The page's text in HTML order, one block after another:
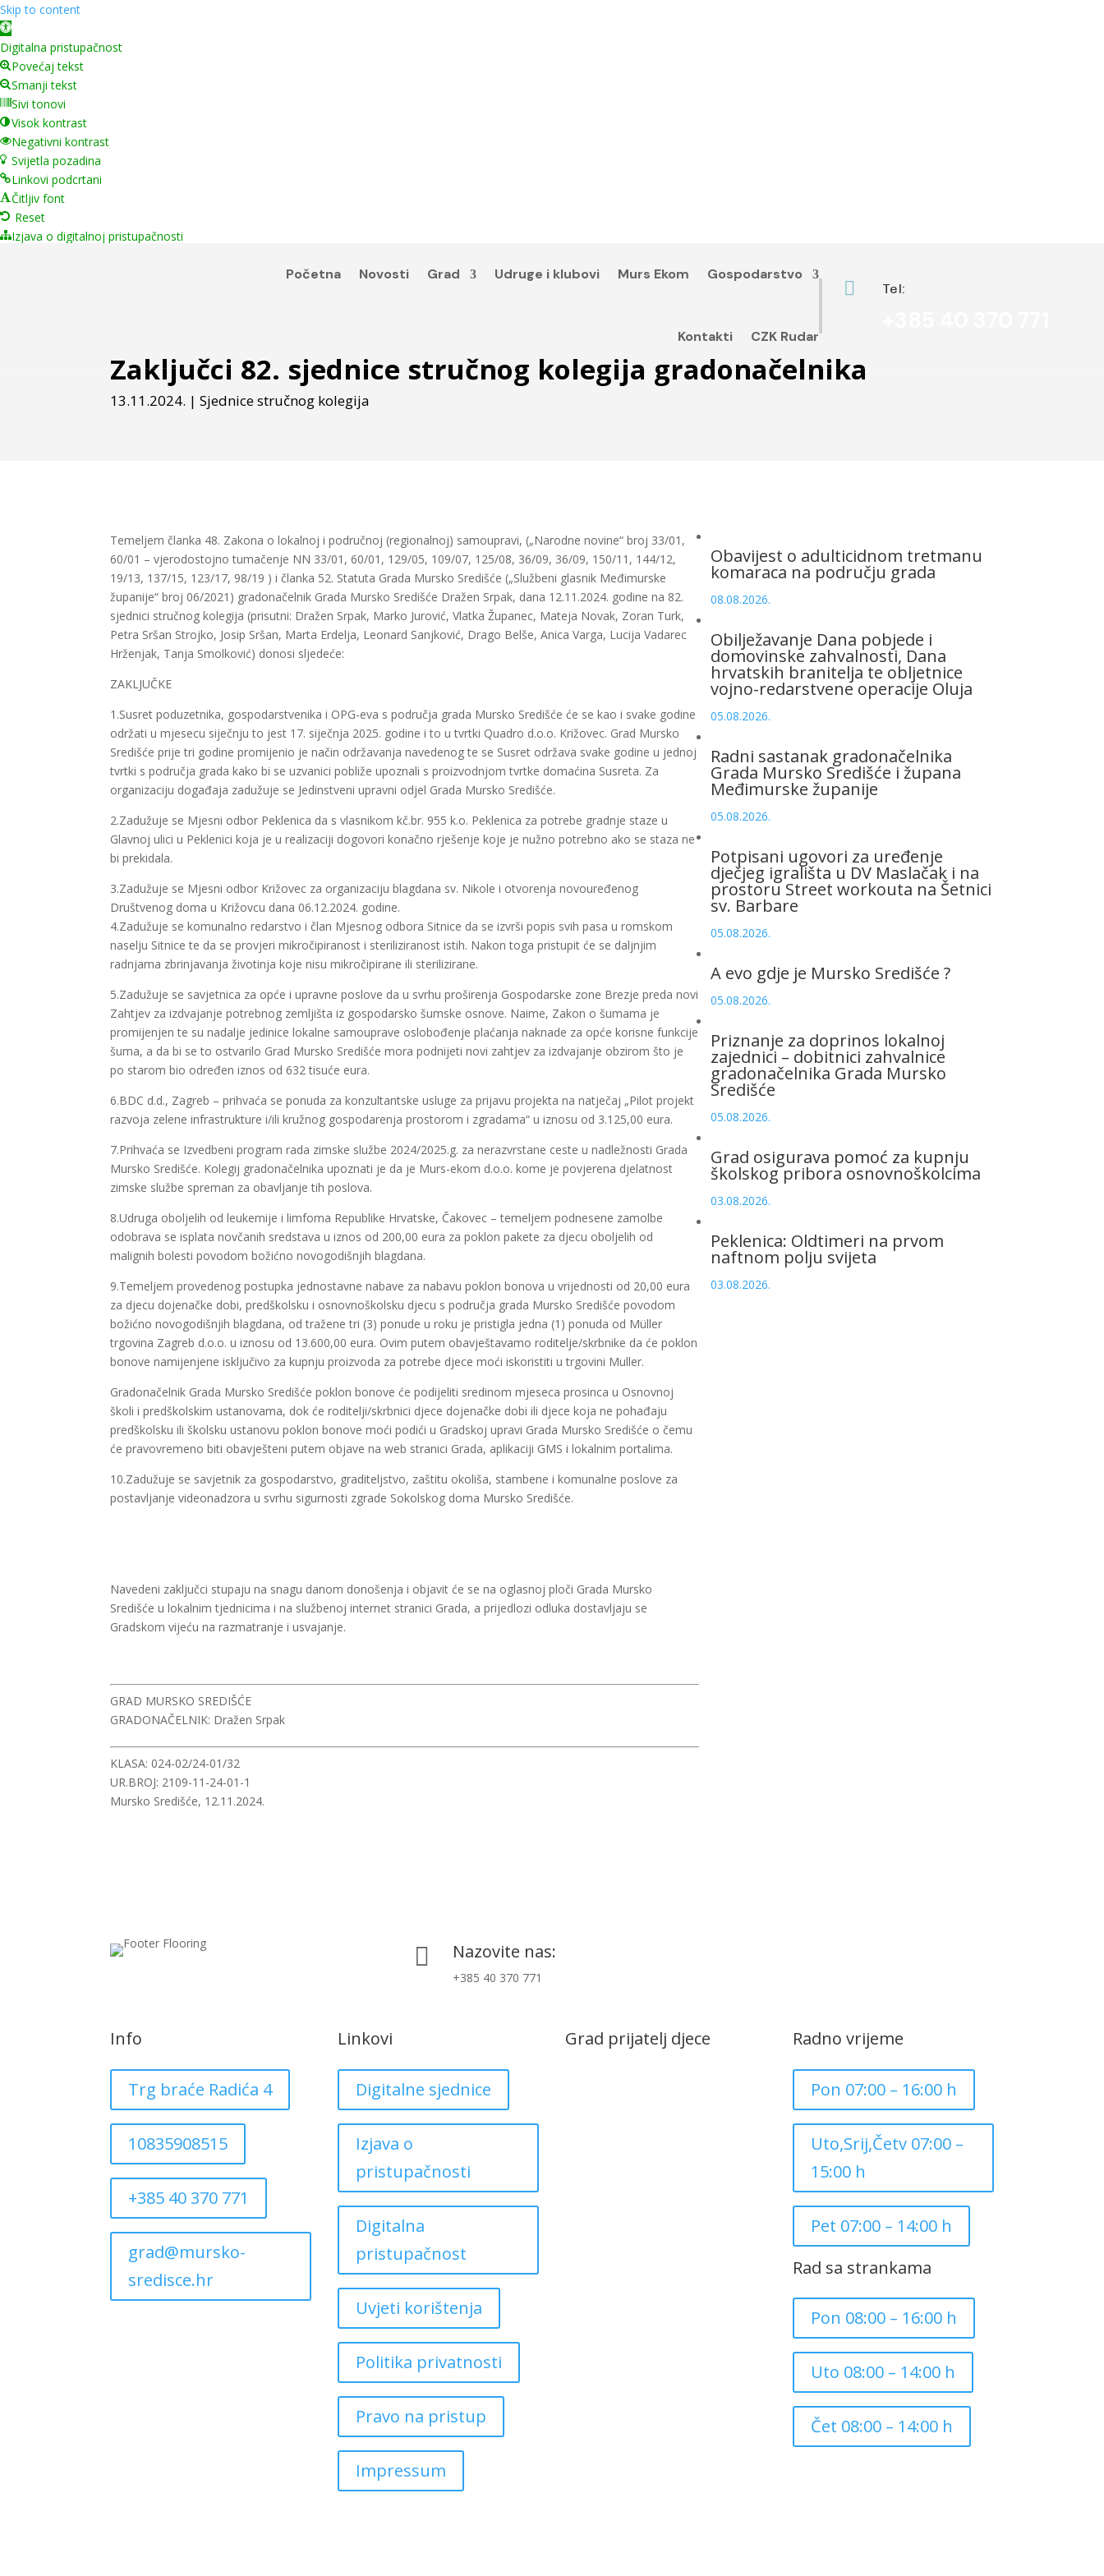
Skip to content
Open toolbar
Digitalna pristupačnost
Povećaj tekst
Smanji tekst
Sivi tonovi
Visok kontrast
Negativni kontrast
Svijetla pozadina
Linkovi podcrtani
Čitljiv font
Reset
Izjava o digitalnoj pristupačnosti
Početna Novosti Grad Udruge i klubovi Murs Ekom Gospodarstvo
Kontakti CZK Rudar
 Tel:
Zaključci 82. sjednice stručnog kolegija gradonačelnika
13.11.2024. |Sjednice stručnog kolegija
Temeljem članka 48. Zakona o lokalnoj i područnoj (regionalnoj) samoupravi, („Narodne novine“ broj 33/01,
60/01 – vjerodostojno tumačenje NN 33/01, 60/01, 129/05, 109/07, 125/08, 36/09, 36/09, 150/11, 144/12,
19/13, 137/15, 123/17, 98/19 ) i članka 52. Statuta Grada Mursko Središće („Službeni glasnik Međimurske
županije“ broj 06/2021) gradonačelnik Grada Mursko Središće Dražen Srpak, dana 12.11.2024. godine na 82.
sjednici stručnog kolegija (prisutni: Dražen Srpak, Marko Jurović, Vlatka Županec, Mateja Novak, Zoran Turk,
Petra Sršan Strojko, Josip Sršan, Marta Erdelja, Leonard Sanjković, Drago Belše, Anica Varga, Lucija Vadarec
Hrženjak, Tanja Smolković) donosi sljedeće:
ZAKLJUČKE
1.Susret poduzetnika, gospodarstvenika i OPG-eva s područja grada Mursko Središće će se kao i svake godine
održati u mjesecu siječnju to jest 17. siječnja 2025. godine i to u tvrtki Quadro d.o.o. Križovec. Grad Mursko
Središće prije tri godine promijenio je način održavanja navedenog te se Susret održava svake godine u jednoj
tvrtki s područja grada kako bi se uzvanici pobliže upoznali s proizvodnjom tvrtke domaćina Susreta. Za
organizaciju događaja zadužuje se Jedinstveni upravni odjel Grada Mursko Središće.
2.Zadužuje se Mjesni odbor Peklenica da s vlasnikom kč.br. 955 k.o. Peklenica za potrebe gradnje staze u
Glavnoj ulici u Peklenici koja je u realizaciji dogovori konačno rješenje koje je nužno potrebno ako se staza ne
bi prekidala.
3.Zadužuje se Mjesni odbor Križovec za organizaciju blagdana sv. Nikole i otvorenja novouređenog
Društvenog doma u Križovcu dana 06.12.2024. godine.
4.Zadužuje se komunalno redarstvo i član Mjesnog odbora Sitnice da se izvrši popis svih pasa u romskom
naselju Sitnice te da se provjeri mikročipiranost i steriliziranost istih. Nakon toga pristupit će se daljnjim
radnjama zbrinjavanja životinja koje nisu mikročipirane ili sterilizirane.
5.Zadužuje se savjetnica za opće i upravne poslove da u svrhu proširenja Gospodarske zone Brezje preda novi
Zahtjev za izdvajanje potrebnog zemljišta iz gospodarsko šumske osnove. Naime, Zakon o šumama je
promijenjen te su nadalje jedinice lokalne samouprave oslobođenje plaćanja naknade za opće korisne funkcije
šuma, a da bi se to ostvarilo Grad Mursko Središće mora podnijeti novi zahtjev za izdvajanje obzirom što je
po starom bio određen iznos od 632 tisuće eura.
6.BDC d.d., Zagreb – prihvaća se ponuda za konzultantske usluge za prijavu projekta na natječaj „Pilot projekt
razvoja zelene infrastrukture i/ili kružnog gospodarenja prostorom i zgradama“ u iznosu od 3.125,00 eura.
7.Prihvaća se Izvedbeni program rada zimske službe 2024/2025.g. za nerazvrstane ceste u nadležnosti Grada
Mursko Središće. Kolegij gradonačelnika upoznati je da je Murs-ekom d.o.o. kome je povjerena djelatnost
zimske službe spreman za obavljanje tih poslova.
8.Udruga oboljelih od leukemije i limfoma Republike Hrvatske, Čakovec – temeljem podnesene zamolbe
odobrava se isplata novčanih sredstava u iznos od 200,00 eura za poklon pakete za djecu oboljelih od
malignih bolesti povodom božićno novogodišnjih blagdana.
9.Temeljem provedenog postupka jednostavne nabave za nabavu poklon bonova u vrijednosti od 20,00 eura
za djecu dojenačke dobi, predškolsku i osnovnoškolsku djecu s područja grada Mursko Središće povodom
božićno novogodišnjih blagdana, od tražene tri (3) ponude u roku je pristigla jedna (1) ponuda od Müller
trgovina Zagreb d.o.o. u iznosu od 13.600,00 eura. Ovim putem obavještavamo roditelje/skrbnike da će poklon
bonove namijenjene isključivo za kupnju proizvoda za potrebe djece moći iskoristiti u trgovini Muller.
Gradonačelnik Grada Mursko Središće poklon bonove će podijeliti sredinom mjeseca prosinca u Osnovnoj
školi i predškolskim ustanovama, dok će roditelji/skrbnici djece dojenačke dobi ili djece koja ne pohađaju
predškolsku ili školsku ustanovu poklon bonove moći podići u Gradskoj upravi Grada Mursko Središće o čemu
će pravovremeno biti obavješteni putem objave na web stranici Grada, aplikaciji GMS i lokalnim portalima.
10.Zadužuje se savjetnik za gospodarstvo, graditeljstvo, zaštitu okoliša, stambene i komunalne poslove za
postavljanje videonadzora u svrhu sigurnosti zgrade Sokolskog doma Mursko Središće.
Navedeni zaključci stupaju na snagu danom donošenja i objavit će se na oglasnoj ploči Grada Mursko
Središće u lokalnim tjednicima i na službenoj internet stranici Grada, a prijedlozi odluka dostavljaju se
Gradskom vijeću na razmatranje i usvajanje.
GRAD MURSKO SREDIŠĆE
GRADONAČELNIK: Dražen Srpak
KLASA: 024-02/24-01/32
UR.BROJ: 2109-11-24-01-1
Mursko Središće, 12.11.2024.
Obavijest o adulticidnom tretmanu
komaraca na području grada
08.08.2026.
Obilježavanje Dana pobjede i
domovinske zahvalnosti, Dana
hrvatskih branitelja te obljetnice
vojno-redarstvene operacije Oluja
05.08.2026.
Radni sastanak gradonačelnika
Grada Mursko Središće i župana
Međimurske županije
05.08.2026.
Potpisani ugovori za uređenje
dječjeg igrališta u DV Maslačak i na
prostoru Street workouta na Šetnici
sv. Barbare
05.08.2026.
A evo gdje je Mursko Središće ?
05.08.2026.
Priznanje za doprinos lokalnoj
zajednici – dobitnici zahvalnice
gradonačelnika Grada Mursko
Središće
05.08.2026.
Grad osigurava pomoć za kupnju
školskog pribora osnovnoškolcima
03.08.2026.
Peklenica: Oldtimeri na prvom
naftnom polju svijeta
03.08.2026.
 Nazovite nas:
+385 40 370 771
Info
Trg braće Radića 4
10835908515
+385 40 370 771
grad@mursko-
sredisce.hr
Linkovi
Digitalne sjednice
Izjava o
pristupačnosti
Digitalna
pristupačnost
Uvjeti korištenja
Politika privatnosti
Pravo na pristup
Impressum
Grad prijatelj djece Radno vrijeme
Pon 07:00 – 16:00 h
Uto,Srij,Četv 07:00 –
15:00 h
Pet 07:00 – 14:00 h
Rad sa strankama
Pon 08:00 – 16:00 h
Uto 08:00 – 14:00 h
Čet 08:00 – 14:00 h